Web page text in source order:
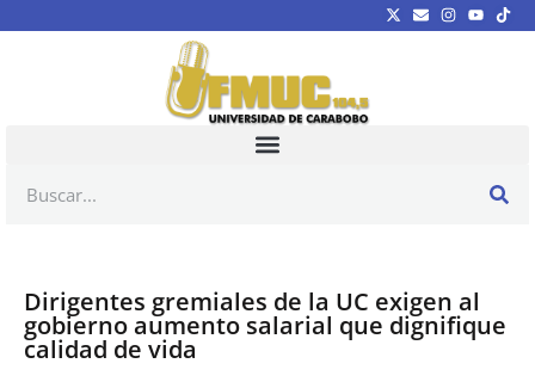
Dirigentes gremiales de la UC exigen al
gobierno aumento salarial que dignifique
calidad de vida